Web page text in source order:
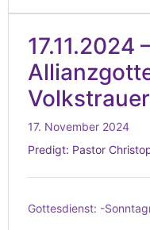
17.11.2024
17. November 2024
Predigt: Pastor
Gottesdienst: -